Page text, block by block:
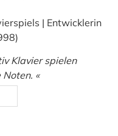
| Entwicklerin
Klavier spielen
«